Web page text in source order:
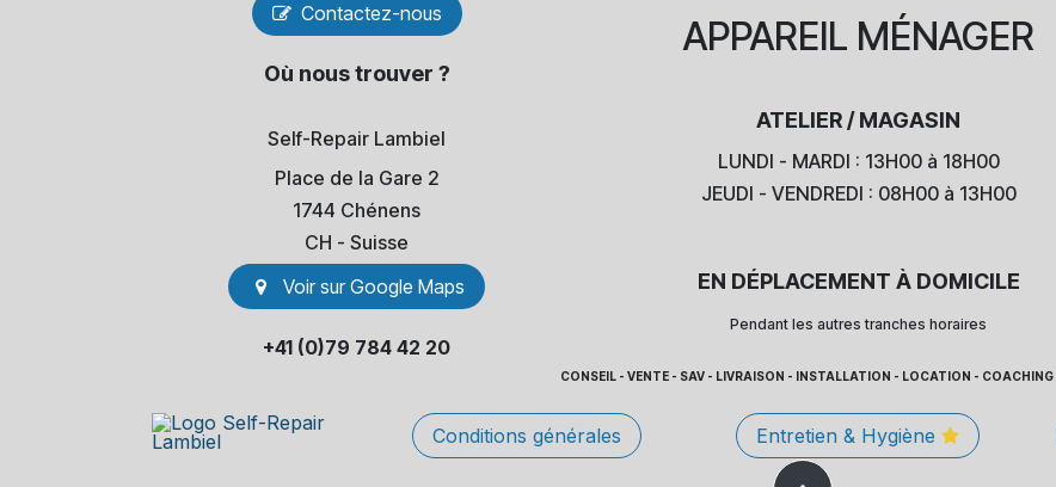
Contactez-nous
Où nous trouver ?
Self-Repair Lambiel
Place de la Gare 2
1744 Chénens
​CH - Suisse
Voir sur Go​​ogle Maps
+41 (0)79 784 42 20
APPAREIL MÉNAGER
ATELIER / MAGASIN
LUNDI - MARDI : 13H00 à 18H00
JEUDI - VENDREDI : 08H00 à 13H00
EN DÉPLACEMENT À DOMICILE
Pendant les autres tranches horaires
CONSEIL - VENTE - SAV - LIVRAISON - INSTALLATION - LOCATION -
Entretien & Hygiène
Conditions générales